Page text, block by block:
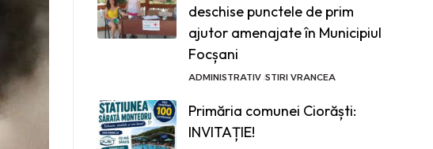
deschise punctele de prim
ajutor amenajate în Municipiul
Focșani
ADMINISTRATIV STIRI VRANCEA
Primăria comunei Ciorăști:
INVITAȚIE!